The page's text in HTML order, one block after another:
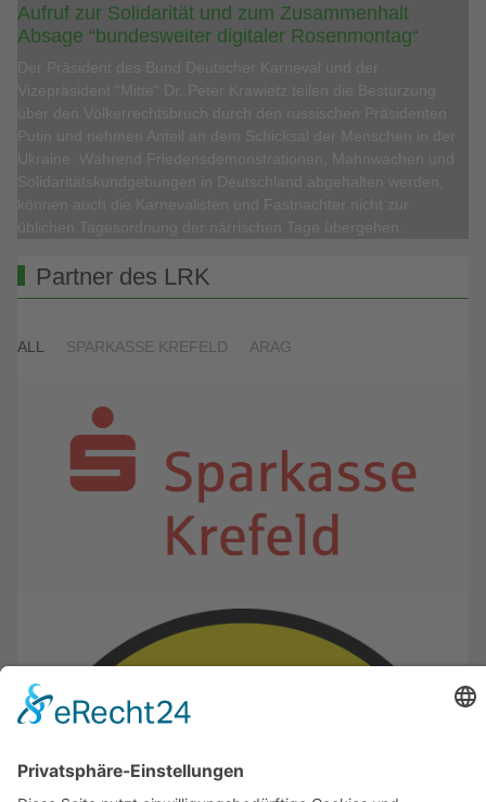
Aufruf zur Solidarität und zum Zusammenhalt
Absage “bundesweiter digitaler Rosenmontag“
Partner des LRK
ALL SPARKASSE KREFELD ARAG